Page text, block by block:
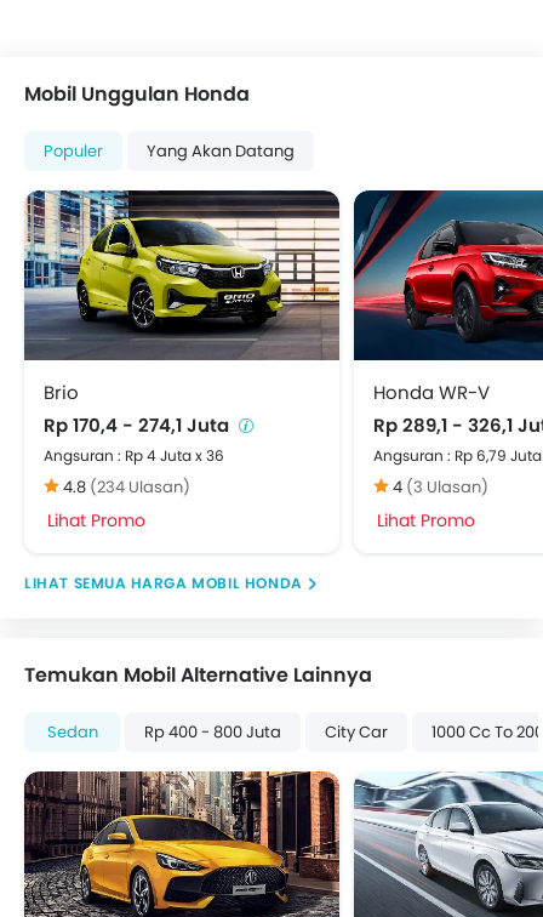
Tachometer
Electronic Multi Tripmeter
Kursi Pengemudi Dengan Penyesuai Ketinggian
Vehicle Stability Control System
Keyless Entry
Engine Check Warning
EBD (Electronic Brake Distribution)
Stir Berbalut kulit
Pengaturan kursi elektrik
Steering Wheel Gearshift Paddle
Cruise control
Kamera Belakang
Power Door Locks
Rear Parking Sensors
ISOFIX Child Seat Mounts
Emergency Stop Signal
Mobil Unggulan Honda
Populer Yang Akan Datang
Brio
Rp 170,4 - 274,1 Juta
Angsuran : Rp 4 Juta x 36
4.8 (234 Ulasan)
Lihat Promo
Honda WR-V
Rp 289,1 - 326,1
Angsuran : Rp 6,79
4 (3 Ulasan)
Lihat Promo
HARGA MOBIL HONDA
Temukan Mobil Alternative Lainnya
Sedan Rp 400 - 800 Juta City Car 1000 Cc To